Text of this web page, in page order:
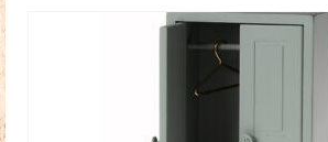
Mobilier & Accessoires